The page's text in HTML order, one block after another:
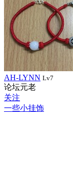
AH-LYNN Lv7
论坛元老
关注
一些小挂饰